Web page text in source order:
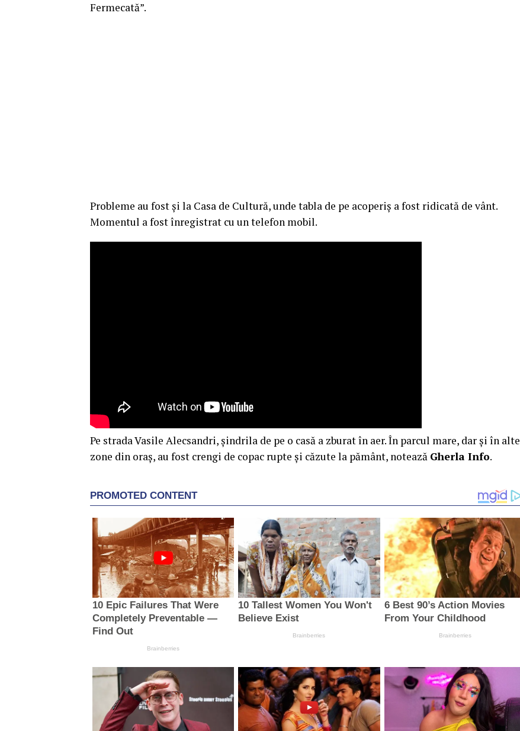
Fermecată”.
Probleme au fost și la Casa de Cultură, unde tabla de pe acoperiș a fost ridicată de vânt.
Momentul a fost înregistrat cu un telefon mobil.
Pe strada Vasile Alecsandri, șindrila de pe o casă a zburat în aer. În parcul mare, dar și în alte
zone din oraș, au fost crengi de copac rupte și căzute la pământ, notează Gherla Info.